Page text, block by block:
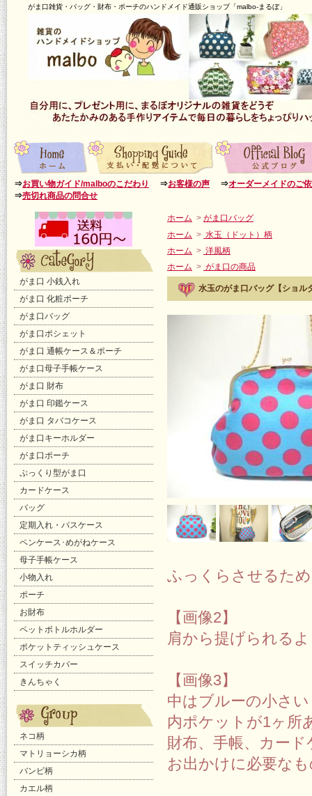
がま口雑貨・バッグ・財布・ポーチのハンドメイド通販ショップ「malbo-まるぼ」
⇒お買い物ガイド/malboのこだわり ⇒お客様の声 ⇒オーダーメイドのご
⇒売切れ商品の問合せ
がま口 小銭入れ
がま口 化粧ポーチ
がま口バッグ
がま口ポシェット
がま口 通帳ケース＆ポーチ
がま口母子手帳ケース
がま口 財布
がま口 印鑑ケース
がま口 タバコケース
がま口キーホルダー
がま口ポーチ
ぷっくり型がま口
カードケース
バッグ
定期入れ・パスケース
ペンケース･めがねケース
母子手帳ケース
小物入れ
ポーチ
お財布
ペットボトルホルダー
ポケットティッシュケース
スイッチカバー
きんちゃく
ネコ柄
マトリョーシカ柄
バンビ柄
カエル柄
ホーム > がま口バッグ
ホーム > 水玉（ドット）柄
ホーム > 洋風柄
ホーム > がま口の商品
水玉のがま口バッグ【ショル
ふっくらさせるた
【画像2】
肩から提げられる
【画像3】
中はブルーの小さ
内ポケットが1ヶ所
財布、手帳、カー
お出かけに必要な